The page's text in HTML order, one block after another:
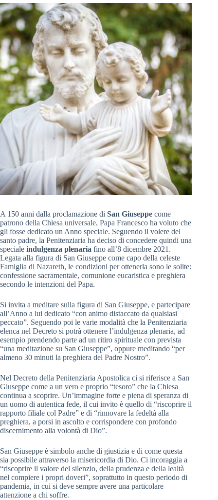
A 150 anni dalla proclamazione di San Giuseppe come
patrono della Chiesa universale, Papa Francesco ha voluto che
gli fosse dedicato un Anno speciale. Seguendo il volere del
santo padre, la Penitenziaria ha deciso di concedere quindi una
speciale indulgenza plenaria fino all’8 dicembre 2021.
Legata alla figura di San Giuseppe come capo della celeste
Famiglia di Nazareth, le condizioni per ottenerla sono le solite:
confessione sacramentale, comunione eucaristica e preghiera
secondo le intenzioni del Papa.
Si invita a meditare sulla figura di San Giuseppe, e partecipare
all’Anno a lui dedicato “con animo distaccato da qualsiasi
peccato”. Seguendo poi le varie modalità che la Penitenziaria
elenca nel Decreto si potrà ottenere l’indulgenza plenaria, ad
esempio prendendo parte ad un ritiro spirituale con prevista
“una meditazione su San Giuseppe”, oppure meditando “per
almeno 30 minuti la preghiera del Padre Nostro”.
Nel Decreto della Penitenziaria Apostolica ci si riferisce a San
Giuseppe come a un vero e proprio “tesoro” che la Chiesa
continua a scoprire. Un’immagine forte e piena di speranza di
un uomo di autentica fede, il cui invito è quello di “riscoprire il
rapporto filiale col Padre” e di “rinnovare la fedeltà alla
preghiera, a porsi in ascolto e corrispondere con profondo
discernimento alla volontà di Dio”.
San Giuseppe è simbolo anche di giustizia e di come questa
sia possibile attraverso la misericordia di Dio. Ci incoraggia a
“riscoprire il valore del silenzio, della prudenza e della lealtà
nel compiere i propri doveri”, soprattutto in questo periodo di
pandemia, in cui si deve sempre avere una particolare
attenzione a chi soffre.